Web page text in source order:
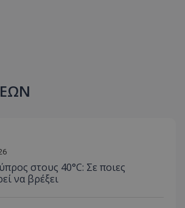
στους 40°C: Σε ποιες
να βρέξει